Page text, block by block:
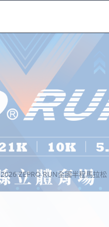
2026 ZEPRO RUN全國半程馬拉